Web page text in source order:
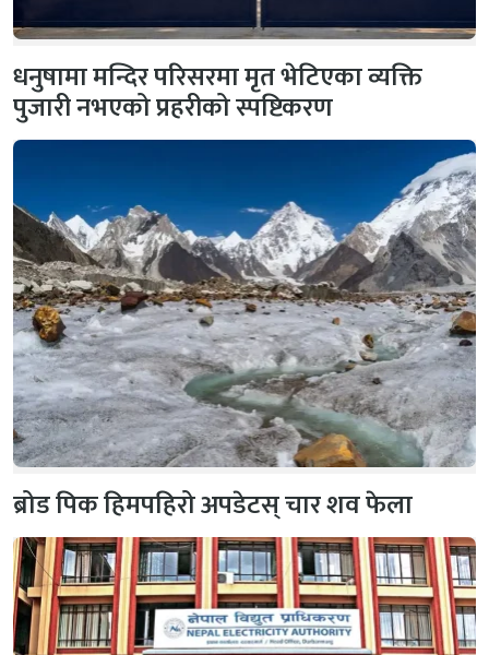
धनुषामा मन्दिर परिसरमा मृत भेटिएका व्यक्ति
पुजारी नभएको प्रहरीको स्पष्टिकरण
ब्रोड पिक हिमपहिरो अपडेटस् चार शव फेला